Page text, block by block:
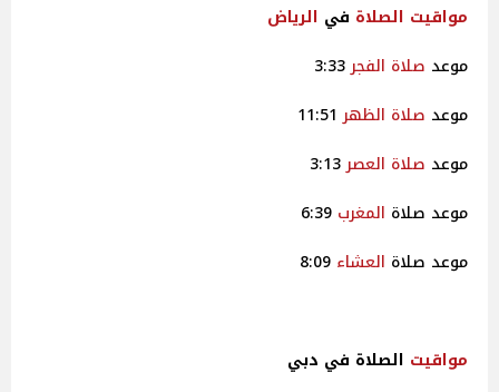
مواقيت الصلاة في الرياض
موعد صلاة الفجر3:33
موعد صلاة الظهر11:51
موعد صلاة العصر3:13
موعد صلاة المغرب
موعد صلاة العشاء
مواقيت الصلاة في دبي